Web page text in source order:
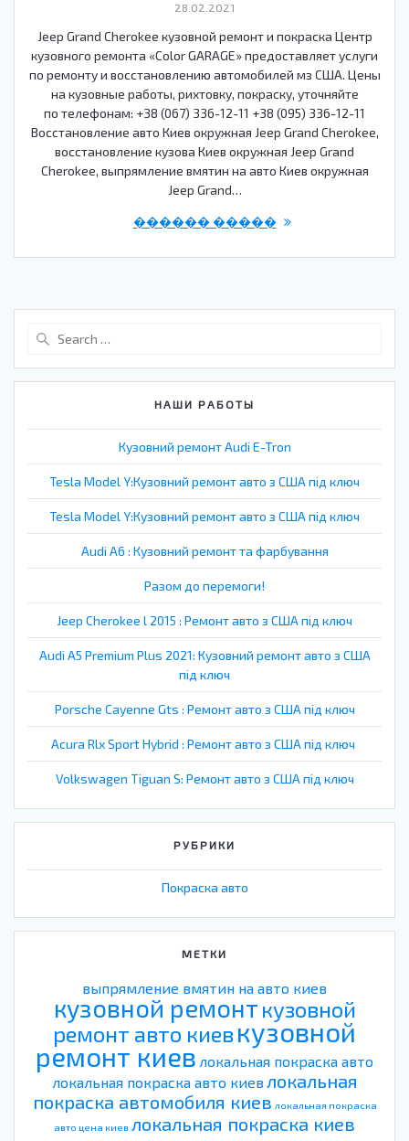
28.02.2021
Jeep Grand Cherokee кузовной ремонт и покраска Центр
кузовного ремонта «Color GARAGE» предоставляет услуги
по ремонту и восстановлению автомобилей мз США. Цены
на кузовные работы, рихтовку, покраску, уточняйте
по телефонам: +38 (067) 336-12-11 +38 (095) 336-12-11
Восстановление авто Киев окружная Jeep Grand Cherokee,
восстановление кузова Киев окружная Jeep Grand
Cherokee, выпрямление вмятин на авто Киев окружная
Jeep Grand…
������ �����
НАШИ РАБОТЫ
Кузовний ремонт Audi E-Tron
Tesla Model Y:Кузовний ремонт авто з США під ключ
Tesla Model Y:Кузовний ремонт авто з США під ключ
Audi A6 : Кузовний ремонт та фарбування
Разом до перемоги!
Jeep Cherokee l 2015 : Ремонт авто з США під ключ
Audi A5 Premium Plus 2021: Кузовний ремонт авто з США
під ключ
Porsche Cayenne Gts : Ремонт авто з США під ключ
Acura Rlx Sport Hybrid : Ремонт авто з США під ключ
Volkswagen Tiguan S: Ремонт авто з США під ключ
РУБРИКИ
Покраска авто
МЕТКИ
выпрямление вмятин на авто киев
кузовной ремонт кузовной
ремонт авто киев кузовной
ремонт киев локальная покраска авто
локальная покраска авто киев локальная
покраска автомобиля киев локальная покраска
авто цена киев локальная покраска киев